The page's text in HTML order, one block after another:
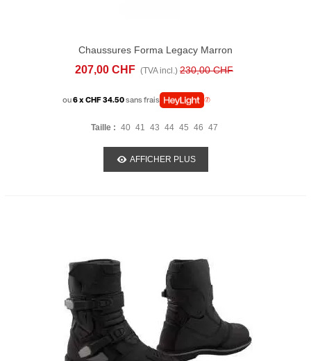
Chaussures Forma Legacy Marron
207,00 CHF (TVA incl.) 230,00 CHF
ou6 x CHF 34.50sans frais
Taille : 40 41 43 44 45 46 47
AFFICHER PLUS